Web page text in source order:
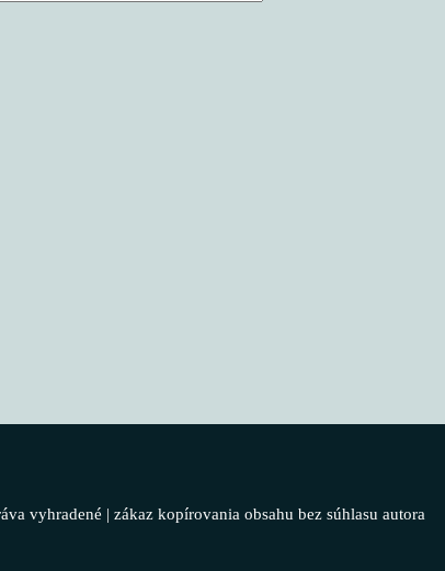
vyhradené | zákaz kopírovania obsahu bez súhlasu autora